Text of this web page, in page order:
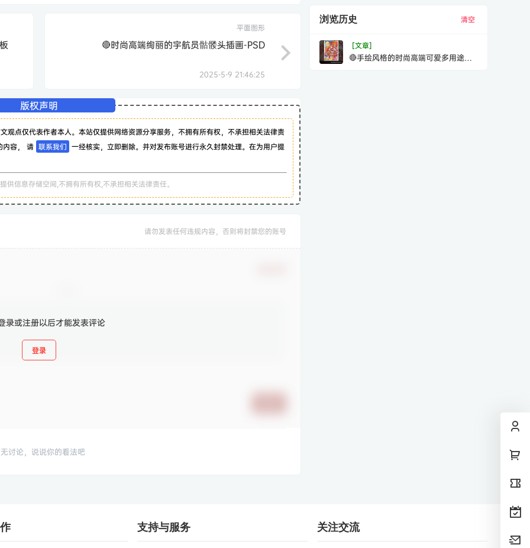
平面图形
🔴时尚高端绚丽的宇航员骷髅头插画-PSD
2025-5-9 21:46:25
版权声明
观点仅代表作者本人。本站仅提供网络资源分享服务，不拥有所有权，不承担相关法律责
内容， 请 联系我们 一经核实，立即删除。并对发布账号进行永久封禁处理。在为用户提
供信息存储空间,不拥有所有权,不承担相关法律责任。
请勿发表任何违规内容，否则将封禁您的账号
录或注册以后才能发表评论
登录
讨论，说说你的看法吧
浏览历史 清空
[文章]
🔴手绘风格的时尚高端可爱多用途的
支持与服务 关注交流